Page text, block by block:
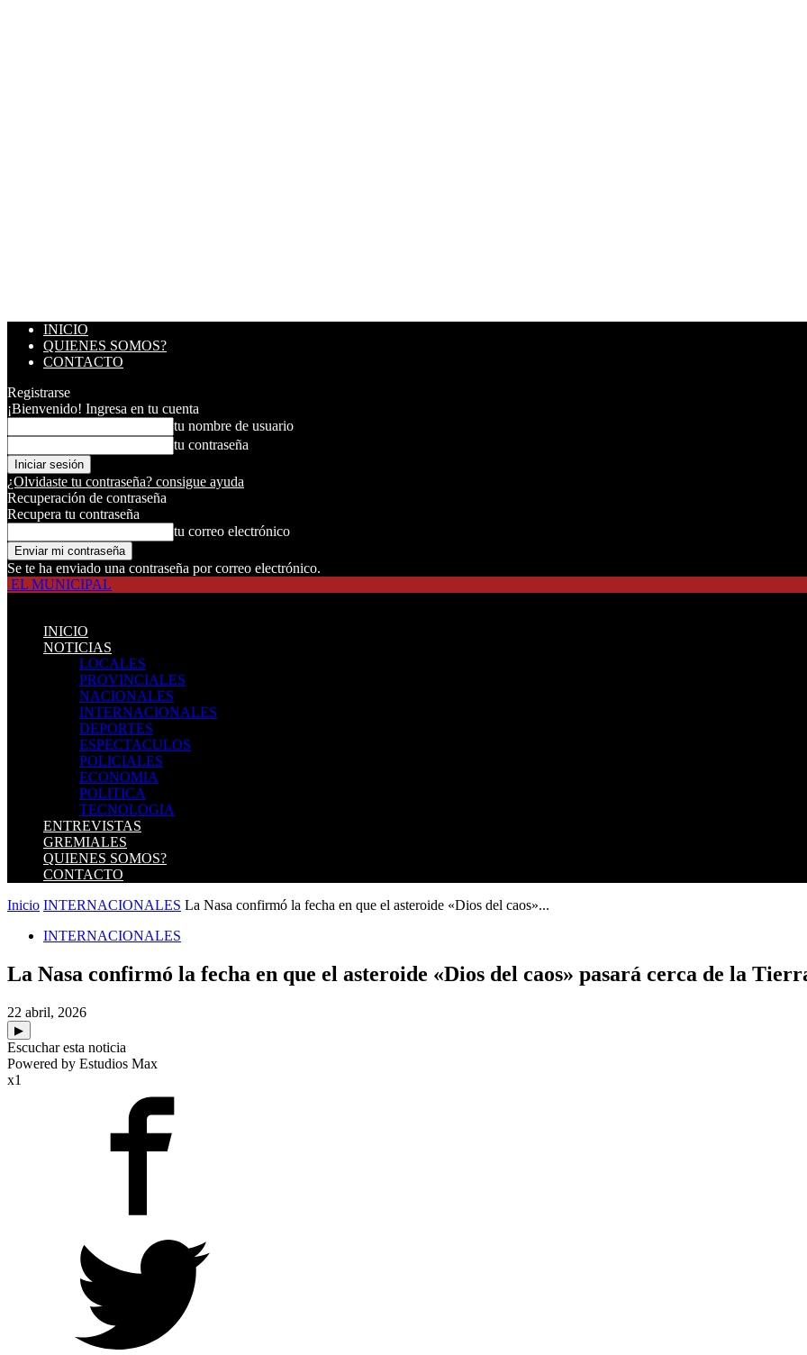
INICIO
QUIENES SOMOS?
CONTACTO
Registrarse
¡Bienvenido! Ingresa en tu cuenta
tu nombre de usuario
tu contraseña
¿Olvidaste tu contraseña? consigue ayuda
Recuperación de contraseña
Recupera tu contraseña
tu correo electrónico
Se te ha enviado una contraseña por correo electrónico.
EL MUNICIPAL
INICIO
NOTICIAS
LOCALES
PROVINCIALES
NACIONALES
INTERNACIONALES
DEPORTES
ESPECTACULOS
POLICIALES
ECONOMIA
POLITICA
TECNOLOGIA
ENTREVISTAS
GREMIALES
QUIENES SOMOS?
CONTACTO
Inicio INTERNACIONALES La Nasa confirmó la fecha en que el asteroide «Dios del caos»...
INTERNACIONALES
La Nasa confirmó la fecha en que el asteroide «Dios del caos» pasará cerca de la
22 abril, 2026
▶
Escuchar esta noticia
Powered by Estudios Max
x1